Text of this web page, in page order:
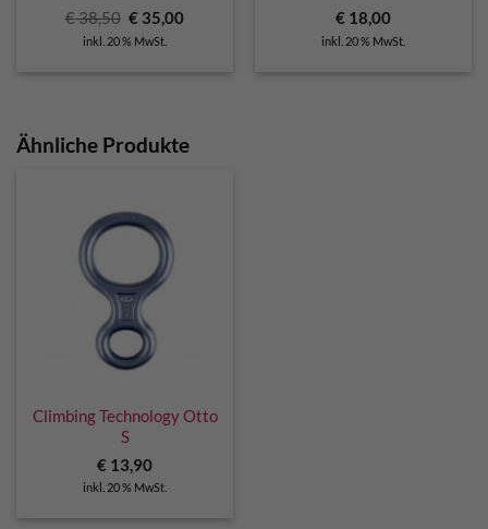
€38,50 Ursprünglicher
Preis
war:
€ 35,00Aktueller
inkl. 20 % MwSt.
€ 18,00
inkl. 20 % MwSt.
Ähnliche Produkte
Climbing Technology Otto
S
€ 13,90
inkl. 20 % MwSt.